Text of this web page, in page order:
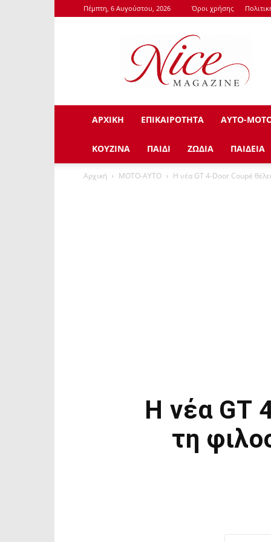
Πέμπτη, 6 Αυγούστου, 2026 Όροι χρήσης
NiceMagazine.Gr
ΑΡΧΙΚΗ ΕΠΙΚΑΙΡΟΤΗΤΑ ΑΥΤΟ-
ΚΟΥΖΙΝΑ ΠΑΙΔΙ ΖΩΔΙΑ ΠΑΙΔΕΙΑ
Αρχική ΜΟΤΟ-ΑΥΤΟ Η νέα GT 4-Door Coupé
Η νέα GT
τη